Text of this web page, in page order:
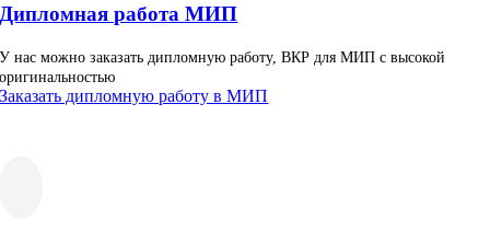
Дипломная работа МИП
У нас можно заказать дипломную работу, ВКР для МИП с высокой
оригинальностью
Заказать дипломную работу в МИП